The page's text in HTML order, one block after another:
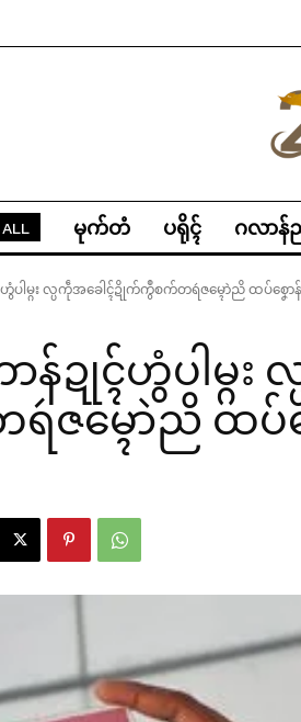
ALL မုက်တံ ပရိုၚ် ဂလာန်
ပါမ္ဂး လ္ပကဵုအခေါၚ်ဍိုက်ကွဳစက်တရဴဇမ္ၚောဲညိ ထပ်စၞေ
န်ဍုၚ်ဟွံပါမ္ဂး
မ္ၚောဲညိ ထပ်